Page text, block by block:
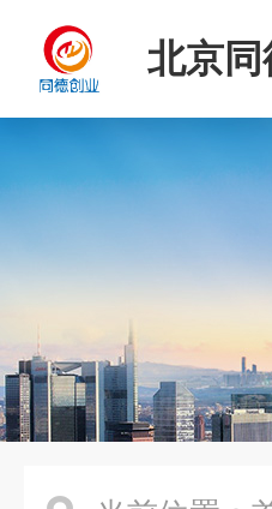
北京